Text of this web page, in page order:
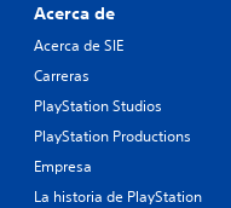
Acerca de
Acerca de SIE
Carreras
PlayStation Studios
PlayStation Productions
Empresa
La historia de PlayStation